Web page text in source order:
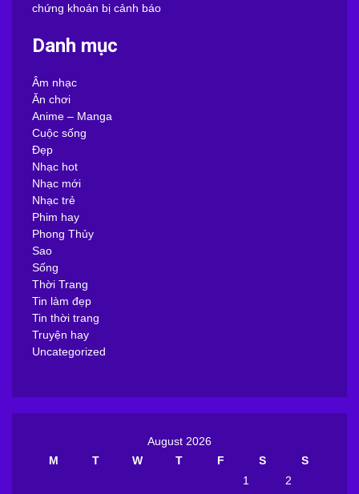
chứng khoán bị cảnh báo
Danh mục
Âm nhạc
Ăn chơi
Anime – Manga
Cuộc sống
Đẹp
Nhạc hot
Nhạc mới
Nhạc trẻ
Phim hay
Phong Thủy
Sao
Sống
Thời Trang
Tin làm đẹp
Tin thời trang
Truyện hay
Uncategorized
August 2026
M
T W T F S
S
1
2